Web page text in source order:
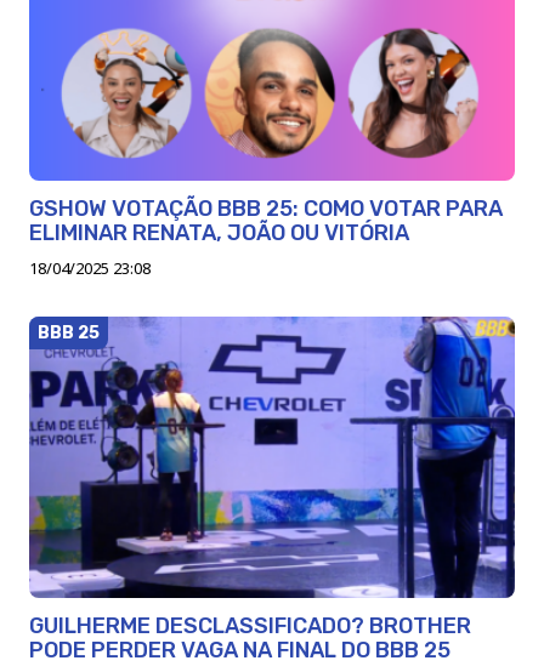
GSHOW VOTAÇÃO BBB 25: COMO VOTAR PARA
ELIMINAR RENATA, JOÃO OU VITÓRIA
18/04/2025 23:08
BBB 25
GUILHERME DESCLASSIFICADO? BROTHER
PODE PERDER VAGA NA FINAL DO BBB 25